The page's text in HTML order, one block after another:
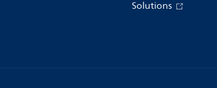
Solutions